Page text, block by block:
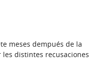
meses dempués de la
distintes recusaciones